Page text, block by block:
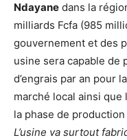
Ndayane dans la
milliards Fcfa (985
gouvernement et des
usine sera capable de
d’engrais par an pour
marché local ainsi que
la phase de
L’usine va surtout